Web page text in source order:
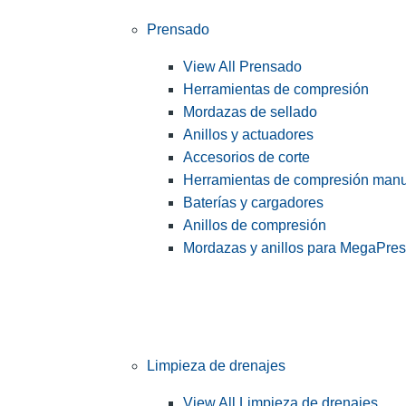
Prensado
View All Prensado
Herramientas de compresión
Mordazas de sellado
Anillos y actuadores
Accesorios de corte
Herramientas de compresión
Baterías y cargadores
Anillos de compresión
Mordazas y anillos para
Limpieza de drenajes
View All Limpieza de drenajes